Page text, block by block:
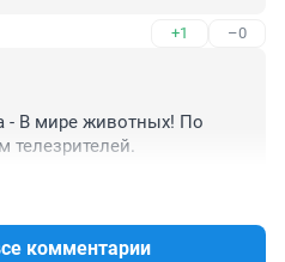
+1 –0
- В мире животных! По
комментарии